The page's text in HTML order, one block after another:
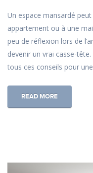
Un espace mansardé
appartement ou à une
peu de réflexion lors de
devenir un vrai casse-
tous ces conseils pour
READ MORE